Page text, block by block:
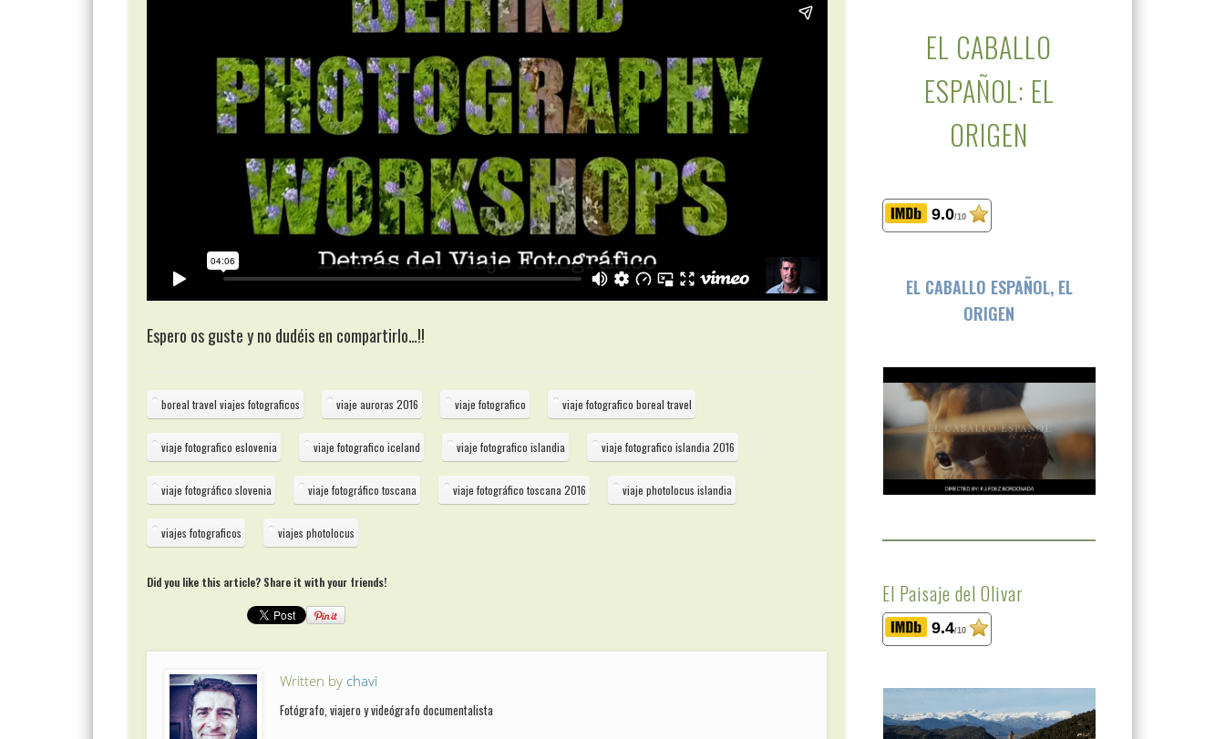
Espero os guste y no dudéis en compartirlo…!!
boreal travel viajes fotograficos viaje auroras 2016 viaje fotografico viaje fotografico boreal travel
viaje fotografico eslovenia viaje fotografico iceland viaje fotografico islandia viaje fotografico islandia 2016
viaje fotográfico slovenia viaje fotográfico toscana viaje fotográfico toscana 2016 viaje photolocus islandia
viajes fotograficos viajes photolocus
Did you like this article? Share it with your friends!
Written by chavi
Fotógrafo, viajero y videógrafo documentalista
EL CABALLO
ESPAÑOL: EL
ORIGEN
9.0/10
EL CABALLO ESPAÑOL, EL
ORIGEN
El Paisaje del Olivar
9.4/10